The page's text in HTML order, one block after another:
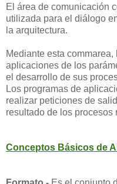
El área de comunicación
utilizada para el diálogo
la arquitectura.
Mediante esta
aplicaciones de los
el desarrollo de sus
Los programas de
realizar peticiones de
resultado de los procesos
Conceptos Básicos de